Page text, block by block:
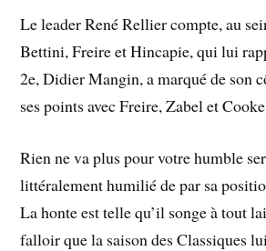
Le leader René Rellier compte, au
Bettini, Freire et Hincapie, qui lui
2e, Didier Mangin, a marqué de son
ses points avec Freire, Zabel et
Rien ne va plus pour votre humble
littéralement humilié de par sa
La honte est telle qu’il songe à tout
falloir que la saison des Classiques